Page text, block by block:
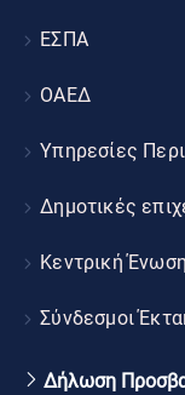
ΕΣΠΑ
ΟΑΕΔ
Υπηρεσίες
Δημοτικές
Κεντρική
Σύνδεσμοι
Δήλωση